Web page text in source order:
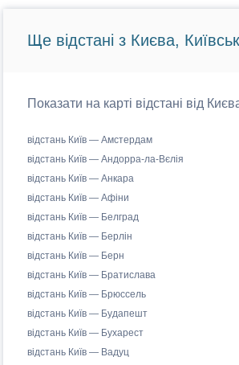
Ще відстані з Києва,
Показати на карті відстані від
відстань Київ — Амстердам
відстань Київ — Андорра-ла-Вєлія
відстань Київ — Анкара
відстань Київ — Афіни
відстань Київ — Белград
відстань Київ — Берлін
відстань Київ — Берн
відстань Київ — Братислава
відстань Київ — Брюссель
відстань Київ — Будапешт
відстань Київ — Бухарест
відстань Київ — Вадуц